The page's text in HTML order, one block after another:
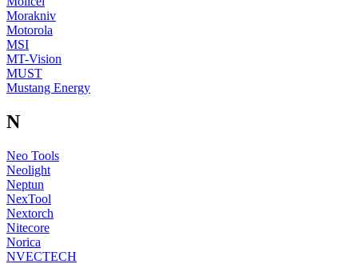
Morakniv
Motorola
MSI
MT-Vision
MUST
Mustang Energy
N
Neo Tools
Neolight
Neptun
NexTool
Nextorch
Nitecore
Norica
NVECTECH